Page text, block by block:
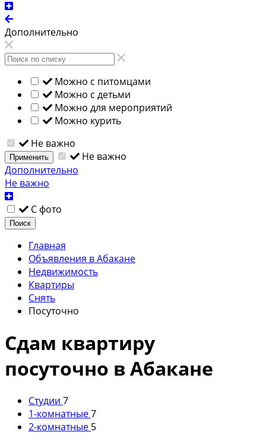
Дополнительно
Можно с питомцами
Можно с детьми
Можно для мероприятий
Можно курить
Не важно
Применить
Не важно
Дополнительно
Не важно
С фото
Поиск
Главная
Объявления в Абакане
Недвижимость
Квартиры
Снять
Посуточно
Сдам квартиру
посуточно в Абакане
Студии 7
1-комнатные7
2-комнатные 5